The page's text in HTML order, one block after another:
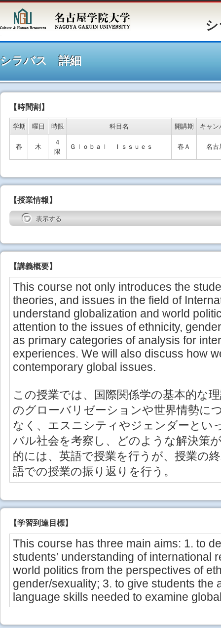
シラバ
シラバス 詳細
【時間割】
学期 曜日 時限 科目名 開講期 キャン
春 木
４
限
Ｇｌｏｂａｌ Ｉｓｓｕｅｓ 春Ａ 名古
【授業情報】
表示する
【講義概要】
This course not only introduces the
theories, and issues in the field of
understand globalization and world
attention to the issues of ethnicity,
as primary categories of analysis for
experiences. We will also discuss how
contemporary global issues.
この授業では、国際関係学の基本的な
のグローバリゼーションや世界情勢に
なく、エスニシティやジェンダーとい
バル社会を考察し、どのような解決策
的には、英語で授業を行うが、授業の
語での授業の振り返りを行う。
【学習到達目標】
This course has three main aims: 1. to
students’ understanding of international
world politics from the perspectives of
gender/sexuality; 3. to give students the
language skills needed to examine